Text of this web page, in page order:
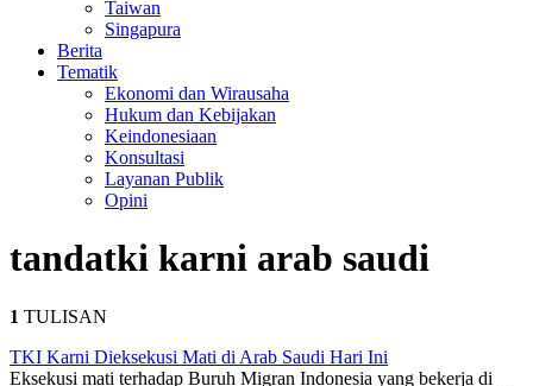
Taiwan
Singapura
Berita
Tematik
Ekonomi dan Wirausaha
Hukum dan Kebijakan
Keindonesiaan
Konsultasi
Layanan Publik
Opini
tandatki karni arab saudi
1 TULISAN
TKI Karni Dieksekusi Mati di Arab Saudi Hari Ini
Eksekusi mati terhadap Buruh Migran Indonesia yang bekerja di